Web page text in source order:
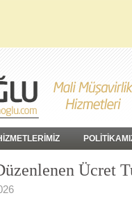
Ücret